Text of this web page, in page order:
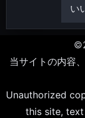
い
当サイトの内容
Unauthorized
this site,